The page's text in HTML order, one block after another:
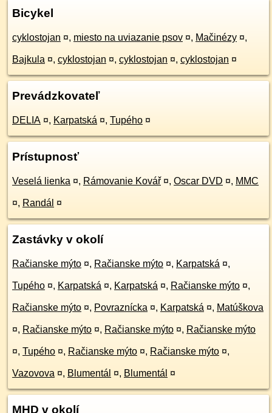
Bicykel
cyklostojan ¤, miesto na uviazanie psov ¤, Mačinézy ¤,
Bajkula ¤, cyklostojan ¤, cyklostojan ¤, cyklostojan ¤
Prevádzkovateľ
DELIA ¤, Karpatská ¤, Tupého ¤
Prístupnosť
Veselá lienka ¤, Rámovanie Kovář ¤, Oscar DVD ¤, MMC
¤, Randál ¤
Zastávky v okolí
Račianske mýto ¤, Račianske mýto ¤, Karpatská ¤,
Tupého ¤, Karpatská ¤, Karpatská ¤, Račianske mýto ¤,
Račianske mýto ¤, Povraznícka ¤, Karpatská ¤, Matúškova
¤, Račianske mýto ¤, Račianske mýto ¤, Račianske mýto
¤, Tupého ¤, Račianske mýto ¤, Račianske mýto ¤,
Vazovova ¤, Blumentál ¤, Blumentál ¤
MHD v okolí